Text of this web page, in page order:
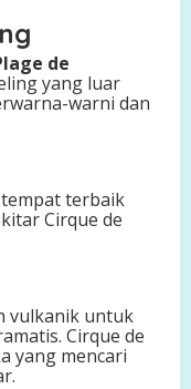
de
yang luar
warni dan
terbaik
Cirque de
vulkanik untuk
Cirque de
yang mencari